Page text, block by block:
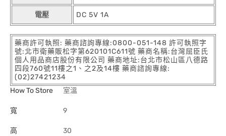
電壓 DC 5V 1A
藥商許可執照: 藥商諮詢專線:0800-051-148 許可執照字
號:北市衛藥販松字第620101C611號 藥商名稱:台灣屈臣氏
個人用品商店股份有限公司 藥商地址:台北市松山區八德路
四段760號11樓之1、之2及14樓 藥商諮詢專線:
(02)27421234
How To Store
室溫
寬 9
高 30